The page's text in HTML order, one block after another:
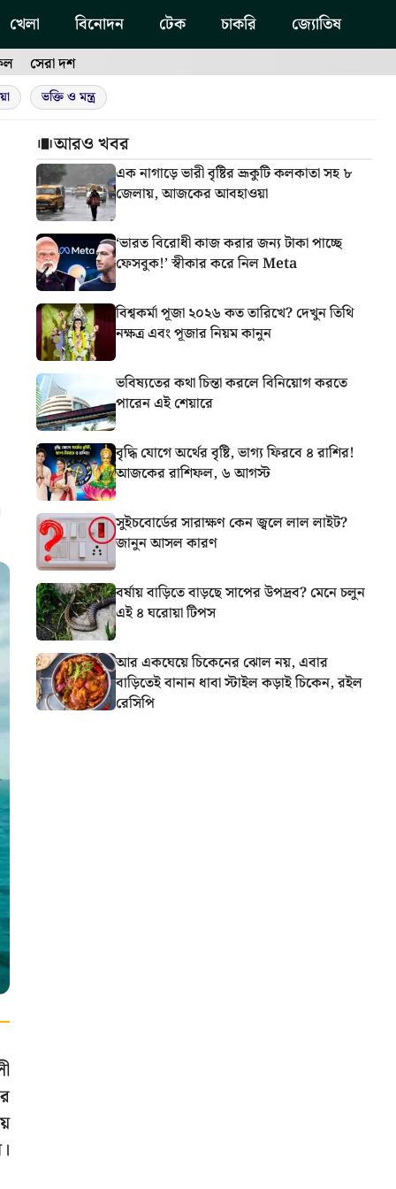
খেলা বিনোদন টেক চাকরি জ্যোতিষ
সেরা দশ
ভক্তি ও মন্ত্র
আরও খবর
এক নাগাড়ে ভারী বৃষ্টির ভ্রূকুটি কলকাতা সহ ৮
জেলায়, আজকের আবহাওয়া
‘ভারত বিরোধী কাজ করার জন্য টাকা পাচ্ছে
ফেসবুক!’ স্বীকার করে নিল Meta
বিশ্বকর্মা পূজা ২০২৬ কত তারিখে? দেখুন তিথি
নক্ষত্র এবং পূজার নিয়ম কানুন
ভবিষ্যতের কথা চিন্তা করলে বিনিয়োগ করতে
পারেন এই শেয়ারে
বৃদ্ধি যোগে অর্থের বৃষ্টি, ভাগ্য ফিরবে ৪ রাশির!
আজকের রাশিফল, ৬ আগস্ট
সুইচবোর্ডের সারাক্ষণ কেন জ্বলে লাল লাইট?
জানুন আসল কারণ
বর্ষায় বাড়িতে বাড়ছে সাপের উপদ্রব? মেনে চলুন
এই ৪ ঘরোয়া টিপস
আর একঘেয়ে চিকেনের ঝোল নয়, এবার
বাড়িতেই বানান ধাবা স্টাইল কড়াই চিকেন, রইল
রেসিপি